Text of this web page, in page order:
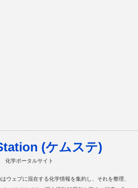
(ケムステ)
化学ポータルサイト
ウェブに混在する化学情報を集約し、それを整理、